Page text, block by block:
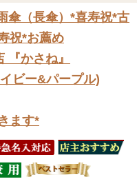
傘（長傘） *喜寿祝*古
祝*お薦め
『かさね』
ビー&パープル)
ます*